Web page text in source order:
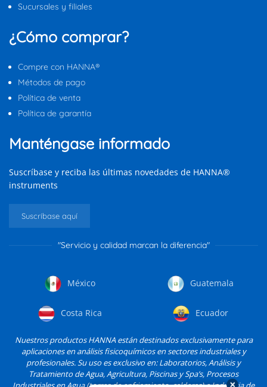
Sucursales y filiales
¿Cómo comprar?
Compre con HANNA®
Métodos de pago
Política de venta
Política de garantía
Manténgase informado
Suscríbase y reciba las últimas novedades de HANNA®
instruments
Suscríbase aquí
"Servicio y calidad marcan la diferencia"
México Guatemala
Costa Rica Ecuador
Nuestros productos HANNA están destinados exclusivamente para
aplicaciones en análisis fisicoquímicos en sectores industriales y
profesionales. Su uso es exclusivo en: Laboratorios, Análisis y
Tratamiento de Agua, Agricultura, Piscinas y Spa’s, Procesos